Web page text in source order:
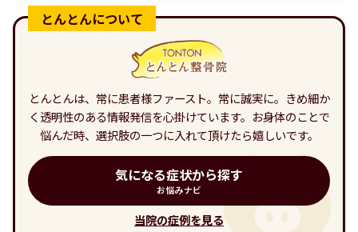
とんとんは、常に患者様ファースト。常に誠実に。きめ細か
く透明性のある情報発信を心掛けています。お身体のことで
悩んだ時、選択肢の一つに入れて頂けたら嬉しいです。
気になる症状から探す
お悩みナビ
当院の症例を見る